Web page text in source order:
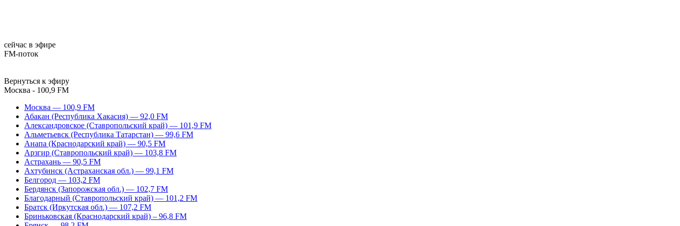
сейчас в эфире
FM-поток
Вернуться к эфиру
Москва - 100,9 FM
Москва — 100,9 FM
Абакан (Республика Хакасия) — 92,0 FM
Александровское (Ставропольский край) — 101,9 FM
Альметьевск (Республика Татарстан) — 99,6 FM
Анапа (Краснодарский край) — 90,5 FM
Арзгир (Ставропольский край) — 103,8 FM
Астрахань — 90,5 FM
Ахтубинск (Астраханская обл.) — 99,1 FM
Белгород — 103,2 FM
Бердянск (Запорожская обл.) — 102,7 FM
Благодарный (Ставропольский край) — 101,2 FM
Братск (Иркутская обл.) — 107,2 FM
Бриньковская (Краснодарский край) – 96,8 FM